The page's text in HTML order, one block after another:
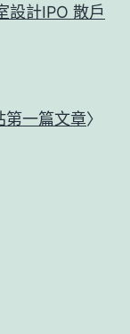
設計IPO 散戶
第一篇文章〉